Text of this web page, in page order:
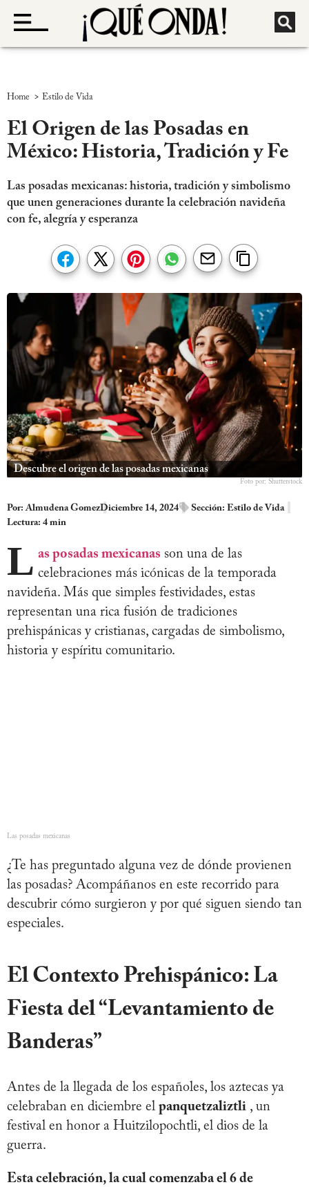
Home > Estilo de Vida
El Origen de las Posadas en
México: Historia, Tradición y Fe
Las posadas mexicanas: historia, tradición y simbolismo
que unen generaciones durante la celebración navideña
con fe, alegría y esperanza
Descubre el origen de las posadas mexicanas
Foto por: Shutterstock
Por:Almudena GomezDiciembre 14, 2024 Sección: Estilo de Vida
Lectura: 4 min
L as posadas mexicanas son una de las
celebraciones más icónicas de la temporada
navideña. Más que simples festividades, estas
representan una rica fusión de tradiciones
prehispánicas y cristianas, cargadas de simbolismo,
historia y espíritu comunitario.
Las posadas mexicanas
¿Te has preguntado alguna vez de dónde provienen
las posadas? Acompáñanos en este recorrido para
descubrir cómo surgieron y por qué siguen siendo tan
especiales.
El Contexto Prehispánico: La
Fiesta del “Levantamiento de
Banderas”
Antes de la llegada de los españoles, los aztecas ya
celebraban en diciembre el panquetzaliztli , un
festival en honor a Huitzilopochtli, el dios de la
guerra.
Esta celebración, la cual comenzaba el 6 de